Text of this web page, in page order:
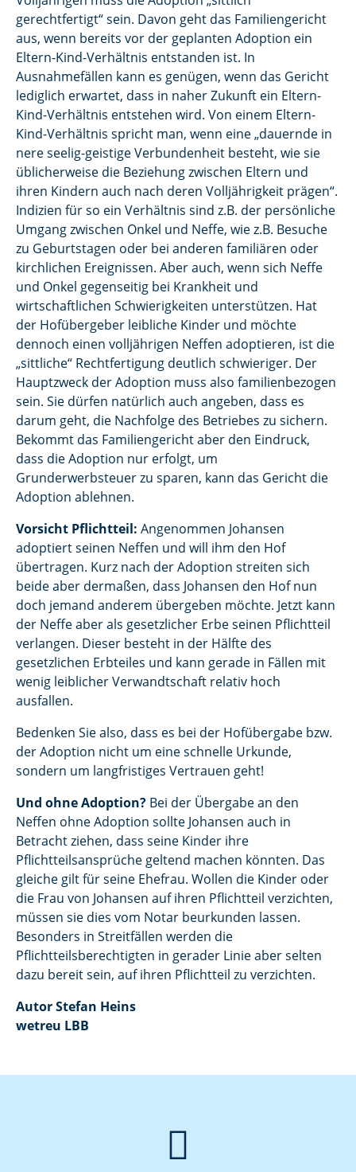
gerechtfertigt“ sein. Davon geht das Familiengericht
aus, wenn bereits vor der geplanten Adoption ein
Eltern-Kind-Verhältnis entstanden ist. In
Ausnahmefällen kann es genügen, wenn das Gericht
lediglich erwartet, dass in naher Zukunft ein Eltern-
Kind-Verhältnis entstehen wird. Von einem Eltern-
Kind-Verhältnis spricht man, wenn eine „dauernde in
nere seelig-geistige Verbundenheit besteht, wie sie
üblicherweise die Beziehung zwischen Eltern und
ihren Kindern auch nach deren Volljährigkeit prägen“.
Indizien für so ein Verhältnis sind z.B. der persönliche
Umgang zwischen Onkel und Neffe, wie z.B. Besuche
zu Geburtstagen oder bei anderen familiären oder
kirchlichen Ereignissen. Aber auch, wenn sich Neffe
und Onkel gegenseitig bei Krankheit und
wirtschaftlichen Schwierigkeiten unterstützen. Hat
der Hofübergeber leibliche Kinder und möchte
dennoch einen volljährigen Neffen adoptieren, ist die
„sittliche“ Rechtfertigung deutlich schwieriger. Der
Hauptzweck der Adoption muss also familienbezogen
sein. Sie dürfen natürlich auch angeben, dass es
darum geht, die Nachfolge des Betriebes zu sichern.
Bekommt das Familiengericht aber den Eindruck,
dass die Adoption nur erfolgt, um
Grunderwerbsteuer zu sparen, kann das Gericht die
Adoption ablehnen.
Vorsicht Pflichtteil: Angenommen Johansen
adoptiert seinen Neffen und will ihm den Hof
übertragen. Kurz nach der Adoption streiten sich
beide aber dermaßen, dass Johansen den Hof nun
doch jemand anderem übergeben möchte. Jetzt kann
der Neffe aber als gesetzlicher Erbe seinen Pflichtteil
verlangen. Dieser besteht in der Hälfte des
gesetzlichen Erbteiles und kann gerade in Fällen mit
wenig leiblicher Verwandtschaft relativ hoch
ausfallen.
Bedenken Sie also, dass es bei der Hofübergabe bzw.
der Adoption nicht um eine schnelle Urkunde,
sondern um langfristiges Vertrauen geht!
Und ohne Adoption? Bei der Übergabe an den
Neffen ohne Adoption sollte Johansen auch in
Betracht ziehen, dass seine Kinder ihre
Pflichtteilsansprüche geltend machen könnten. Das
gleiche gilt für seine Ehefrau. Wollen die Kinder oder
die Frau von Johansen auf ihren Pflichtteil verzichten,
müssen sie dies vom Notar beurkunden lassen.
Besonders in Streitfällen werden die
Pflichtteilsberechtigten in gerader Linie aber selten
dazu bereit sein, auf ihren Pflichtteil zu verzichten.
Autor Stefan Heins
wetreu LBB
